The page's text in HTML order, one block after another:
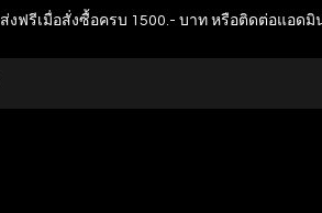
ส่งฟรีเมื่อสั่งซื้อครบ 1500.- บาท หรือติดต่อแอดมิน